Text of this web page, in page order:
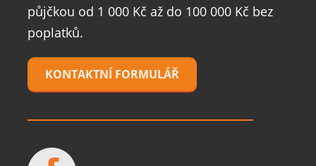
půjčkou od 1 000 Kč až do 100 000 Kč bez
poplatků.
KONTAKTNÍ FORMULÁŘ